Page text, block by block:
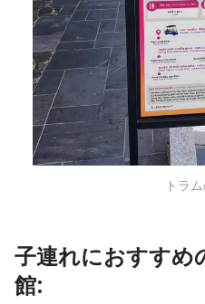
トラ
子連れにおすすめ
館: